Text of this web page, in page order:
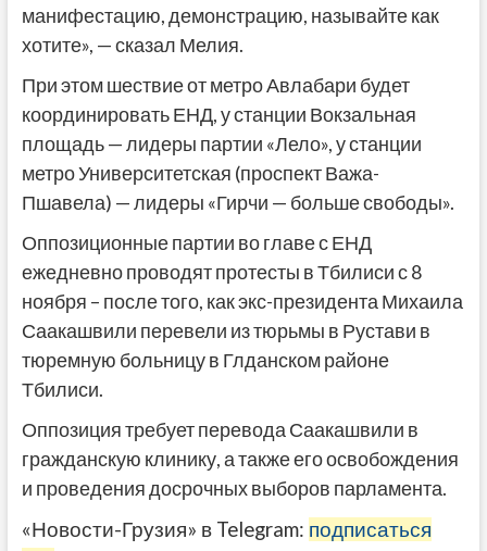
манифестацию, демонстрацию, называйте как
хотите», — сказал Мелия.
При этом шествие от метро Авлабари будет
координировать ЕНД, у станции Вокзальная
площадь — лидеры партии «Лело», у станции
метро Университетская (проспект Важа-
Пшавела) — лидеры «Гирчи — больше свободы».
Оппозиционные партии во главе с ЕНД
ежедневно проводят протесты в Тбилиси с 8
ноября – после того, как экс-президента Михаила
Саакашвили перевели из тюрьмы в Рустави в
тюремную больницу в Глданском районе
Тбилиси.
Оппозиция требует перевода Саакашвили в
гражданскую клинику, а также его освобождения
и проведения досрочных выборов парламента.
«Новости-Грузия» в Telegram: подписаться